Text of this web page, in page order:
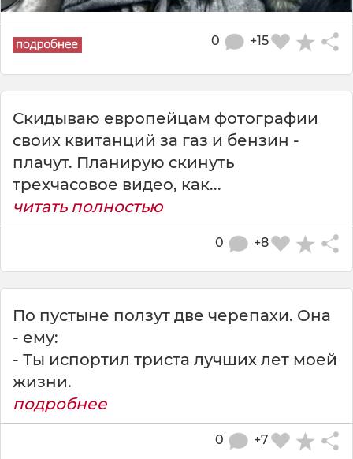
+15
0
Скидываю европейцам фотографии
своих квитанций за газ и бензин -
плачут. Планирую скинуть
трехчасовое видео, как...
читать полностью
+8
0
По пустыне ползут две черепахи. Она
- ему:
- Ты испортил триста лучших лет моей
жизни.
подробнее
+7
0